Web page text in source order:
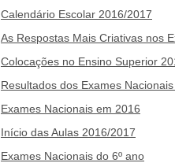
Calendário Escolar 2016/2017
As Respostas Mais Criativas nos
Colocações no Ensino Superior
Resultados dos Exames
Exames Nacionais em 2016
Início das Aulas 2016/2017
Exames Nacionais do 6º ano